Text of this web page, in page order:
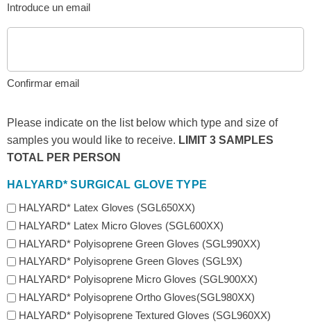
Introduce un email
Confirmar email
Please indicate on the list below which type and size of
samples you would like to receive. LIMIT 3 SAMPLES
TOTAL PER PERSON
HALYARD* SURGICAL GLOVE TYPE
HALYARD* Latex Gloves (SGL650XX)
HALYARD* Latex Micro Gloves (SGL600XX)
HALYARD* Polyisoprene Green Gloves (SGL990XX)
HALYARD* Polyisoprene Green Gloves (SGL9X)
HALYARD* Polyisoprene Micro Gloves (SGL900XX)
HALYARD* Polyisoprene Ortho Gloves(SGL980XX)
HALYARD* Polyisoprene Textured Gloves (SGL960XX)